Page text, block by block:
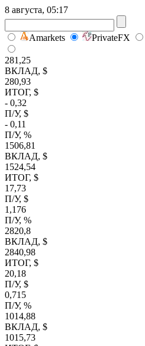
8 августа, 05:17
Amarkets PrivateFX
281,25
ВКЛАД, $
280,93
ИТОГ, $
- 0,32
П/У, $
- 0,11
П/У, %
1506,81
ВКЛАД, $
1524,54
ИТОГ, $
17,73
П/У, $
1,176
П/У, %
2820,8
ВКЛАД, $
2840,98
ИТОГ, $
20,18
П/У, $
0,715
П/У, %
1014,88
ВКЛАД, $
1015,73